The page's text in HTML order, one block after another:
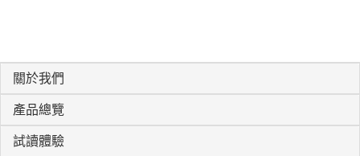
關於我們
產品總覽
試讀體驗